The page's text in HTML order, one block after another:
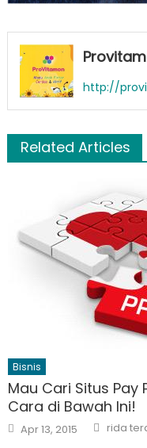
http://
Related Articles
Bisnis
Mau Cari Situs Pay
Cara di Bawah Ini!
Posted
on
Apr 13, 2015 Author
rida